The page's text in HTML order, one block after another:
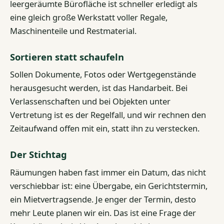
leergeräumte Bürofläche ist schneller erledigt als
eine gleich große Werkstatt voller Regale,
Maschinenteile und Restmaterial.
Sortieren statt schaufeln
Sollen Dokumente, Fotos oder Wertgegenstände
herausgesucht werden, ist das Handarbeit. Bei
Verlassenschaften und bei Objekten unter
Vertretung ist es der Regelfall, und wir rechnen den
Zeitaufwand offen mit ein, statt ihn zu verstecken.
Der Stichtag
Räumungen haben fast immer ein Datum, das nicht
verschiebbar ist: eine Übergabe, ein Gerichtstermin,
ein Mietvertragsende. Je enger der Termin, desto
mehr Leute planen wir ein. Das ist eine Frage der